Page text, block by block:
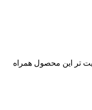
با کیفیت تر این محصول همراه